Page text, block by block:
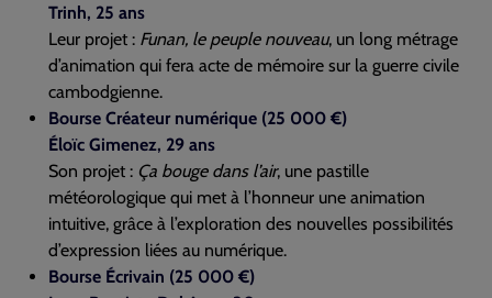
Trinh, 25 ans
Leur projet : Funan, le peuple nouveau, un long métrage
d’animation qui fera acte de mémoire sur la guerre civile
cambodgienne.
Bourse Créateur numérique (25 000 €)
Éloïc Gimenez, 29 ans
Son projet : Ça bouge dans l’air, une pastille
météorologique qui met à l’honneur une animation
intuitive, grâce à l’exploration des nouvelles possibilités
d’expression liées au numérique.
Bourse Écrivain (25 000 €)